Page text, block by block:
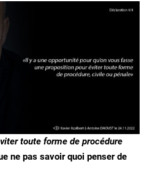
toute forme de procédure
ne pas savoir quoi penser de